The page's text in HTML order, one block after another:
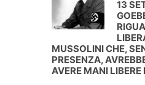
13
MUSSOLINI CHE,
PRESENZA,
AVERE MANI LIBERE